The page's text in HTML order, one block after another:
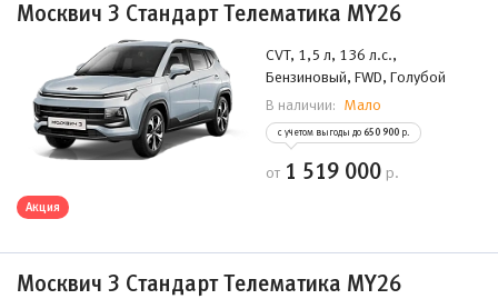
Москвич 3 Стандарт Телематика MY26
CVT, 1,5 л, 136 л.с.,
Бензиновый, FWD, Голубой
В наличии: Мало
с учетом выгоды до 650 900 р.
от 1 519 000 р.
Акция
Москвич 3 Стандарт Телематика MY26